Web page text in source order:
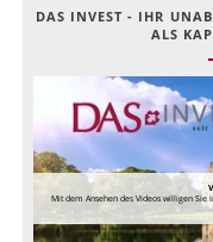
DAS INVEST - IHR
ALS
Mit dem Ansehen des Videos willigen